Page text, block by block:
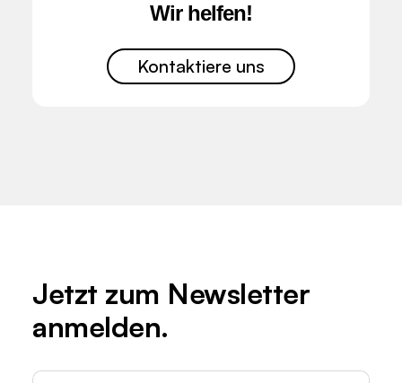
Wir helfen!
Kontaktiere uns
Jetzt zum Newsletter
anmelden.